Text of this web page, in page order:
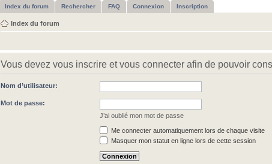
Index du forum Rechercher FAQ Connexion Inscription
Index du forum
Vous devez vous inscrire et vous connecter afin de pouvoir
Nom d’utilisateur:
Mot de passe:
J’ai oublié mon mot de passe
Me connecter automatiquement lors de chaque visite
Masquer mon statut en ligne lors de cette session